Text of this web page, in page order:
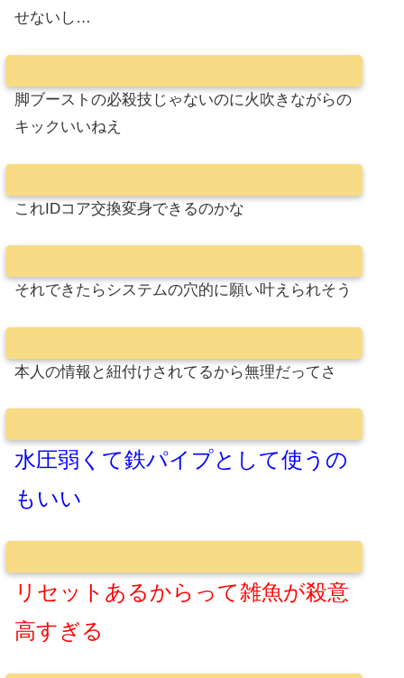
せないし…
脚ブーストの必殺技じゃないのに火吹きながらの
キックいいねえ
これIDコア交換変身できるのかな
それできたらシステムの穴的に願い叶えられそう
本人の情報と紐付けされてるから無理だってさ
水圧弱くて鉄パイプとして使うの
もいい
リセットあるからって雑魚が殺意
高すぎる